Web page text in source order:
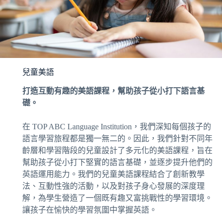
兒童美語
打造互動有趣的美語課程，幫助孩子從小打下語言基
礎。
在 TOP ABC Language Institution，我們深知每個孩子的
語言學習旅程都是獨一無二的。因此，我們針對不同年
齡層和學習階段的兒童設計了多元化的美語課程，旨在
幫助孩子從小打下堅實的語言基礎，並逐步提升他們的
英語運用能力。我們的兒童美語課程結合了創新教學
法、互動性強的活動，以及對孩子身心發展的深度理
解，為學生營造了一個既有趣又富挑戰性的學習環境。
讓孩子在愉快的學習氛圍中掌握英語。